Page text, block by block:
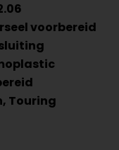
voorbereid
Touring